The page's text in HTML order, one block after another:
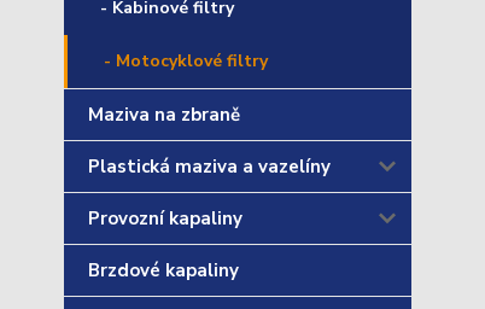
- Kabinové filtry
- Motocyklové filtry
Maziva na zbraně
Plastická maziva a vazelíny
Provozní kapaliny
Brzdové kapaliny